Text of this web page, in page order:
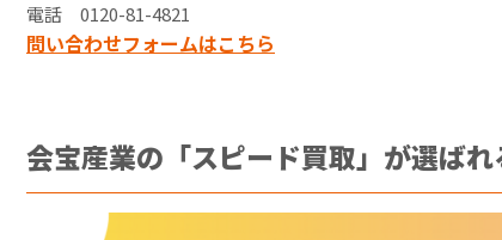
電話 0120-81-4821
問い合わせフォームはこちら
会宝産業の「スピード買取」が選ばれ